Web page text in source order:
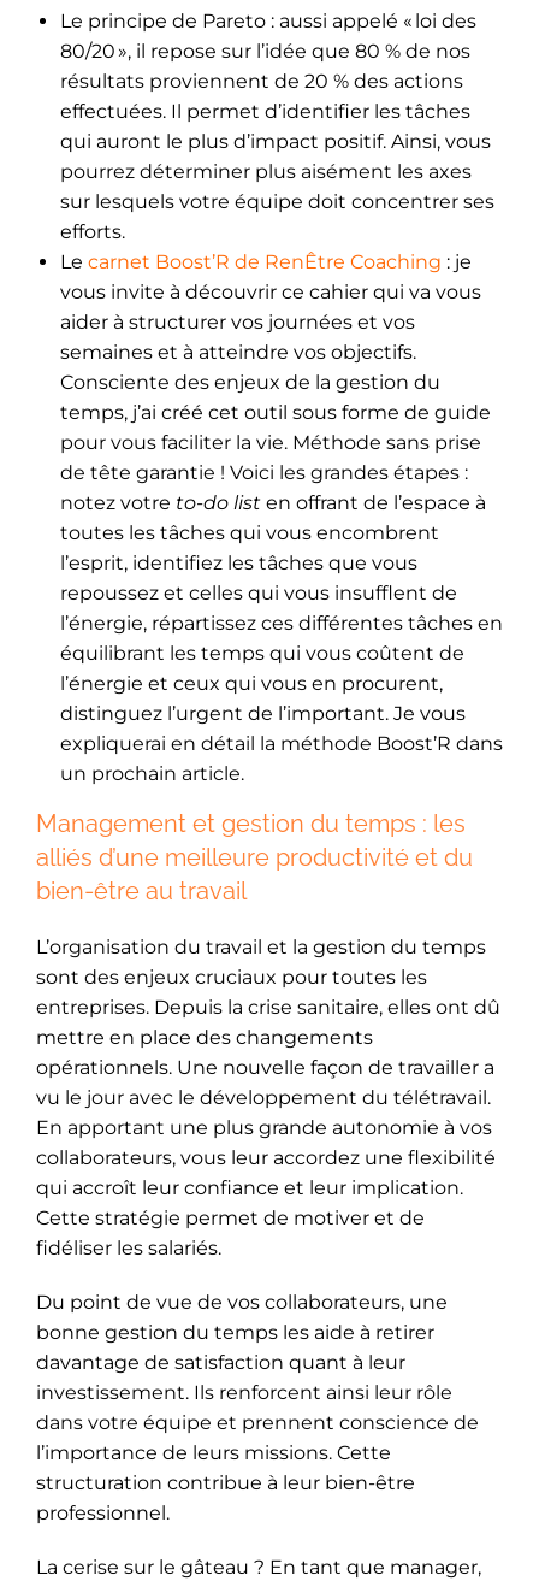
Le principe de Pareto : aussi appelé « loi des
80/20 », il repose sur l’idée que 80 % de nos
résultats proviennent de 20 % des actions
effectuées. Il permet d’identifier les tâches
qui auront le plus d’impact positif. Ainsi, vous
pourrez déterminer plus aisément les axes
sur lesquels votre équipe doit concentrer ses
efforts.
Le carnet Boost’R de RenÊtre Coaching : je
vous invite à découvrir ce cahier qui va vous
aider à structurer vos journées et vos
semaines et à atteindre vos objectifs.
Consciente des enjeux de la gestion du
temps, j’ai créé cet outil sous forme de guide
pour vous faciliter la vie. Méthode sans prise
de tête garantie ! Voici les grandes étapes :
notez votre to-do list en offrant de l’espace à
toutes les tâches qui vous encombrent
l’esprit, identifiez les tâches que vous
repoussez et celles qui vous insufflent de
l’énergie, répartissez ces différentes tâches en
équilibrant les temps qui vous coûtent de
l’énergie et ceux qui vous en procurent,
distinguez l’urgent de l’important. Je vous
expliquerai en détail la méthode Boost’R dans
un prochain article.
Management et gestion du temps : les
alliés d’une meilleure productivité et du
bien-être au travail
L’organisation du travail et la gestion du temps
sont des enjeux cruciaux pour toutes les
entreprises. Depuis la crise sanitaire, elles ont dû
mettre en place des changements
opérationnels. Une nouvelle façon de travailler a
vu le jour avec le développement du télétravail.
En apportant une plus grande autonomie à vos
collaborateurs, vous leur accordez une flexibilité
qui accroît leur confiance et leur implication.
Cette stratégie permet de motiver et de
fidéliser les salariés.
Du point de vue de vos collaborateurs, une
bonne gestion du temps les aide à retirer
davantage de satisfaction quant à leur
investissement. Ils renforcent ainsi leur rôle
dans votre équipe et prennent conscience de
l’importance de leurs missions. Cette
structuration contribue à leur bien-être
professionnel.
La cerise sur le gâteau ? En tant que manager,